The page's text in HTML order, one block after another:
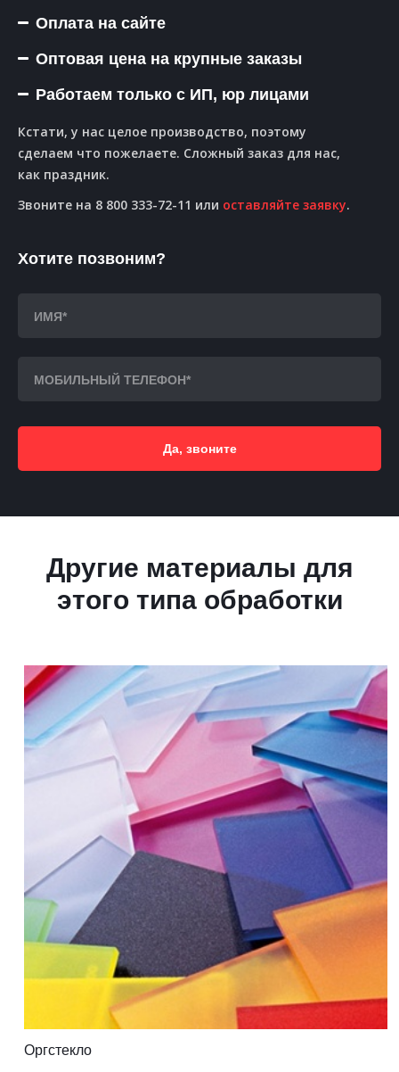
Оплата на сайте
Оптовая цена на крупные заказы
Работаем только с ИП, юр лицами
Кстати, у нас целое производство, поэтому
сделаем что пожелаете. Сложный заказ для нас,
как праздник.
Звоните на 8 800 333-72-11 или оставляйте заявку.
Хотите позвоним?
Да, звоните
Другие материалы для
этого типа обработки
Оргстекло